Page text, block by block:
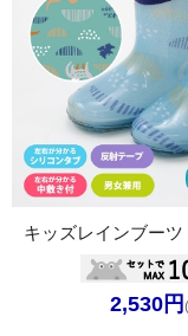
キッズレインブーツ
2,530円